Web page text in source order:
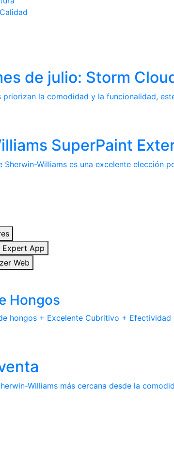
de julio: Storm
priorizan la comodidad y la funcionalidad,
SuperPaint
Sherwin-Williams es una excelente elección
Expert App
Web
Hongos
hongos + Excelente Cubritivo + Efectividad
Williams más cercana desde la